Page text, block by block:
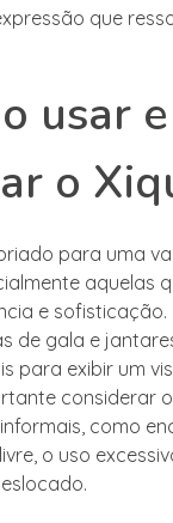
que
usar
o
para uma
aquelas
e sofisticação.
de gala e
para exibir um
considerar
como
o uso